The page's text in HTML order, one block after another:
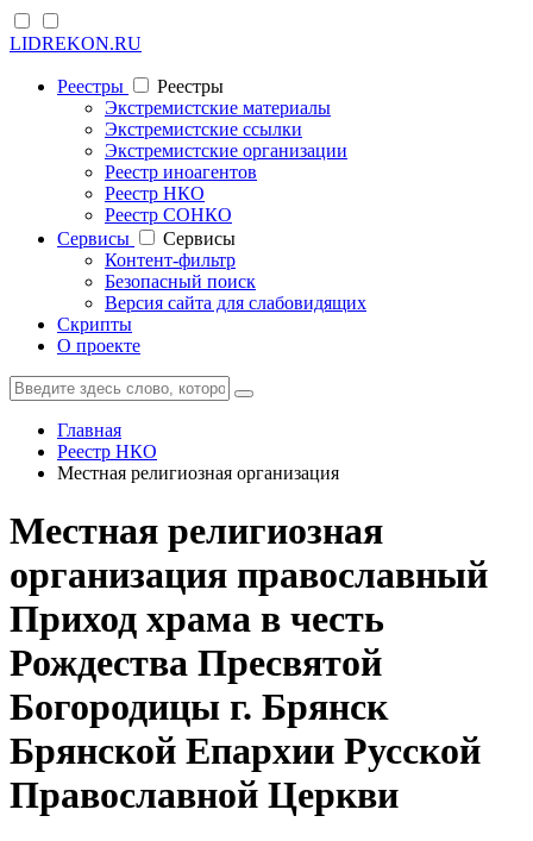
LIDREKON.RU
Реестры
Реестры
Экстремистские материалы
Экстремистские ссылки
Экстремистские организации
Реестр иноагентов
Реестр НКО
Реестр СОНКО
Cервисы
Cервисы
Контент-фильтр
Безопасный поиск
Версия сайта для слабовидящих
Скрипты
О проекте
Главная
Реестр НКО
Местная религиозная организация
Местная религиозная
организация православный
Приход храма в честь
Рождества Пресвятой
Богородицы г. Брянск
Брянской Епархии Русской
Православной Церкви